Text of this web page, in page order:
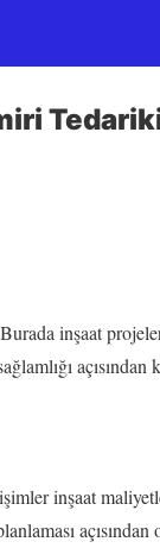
inşaat
inşaat